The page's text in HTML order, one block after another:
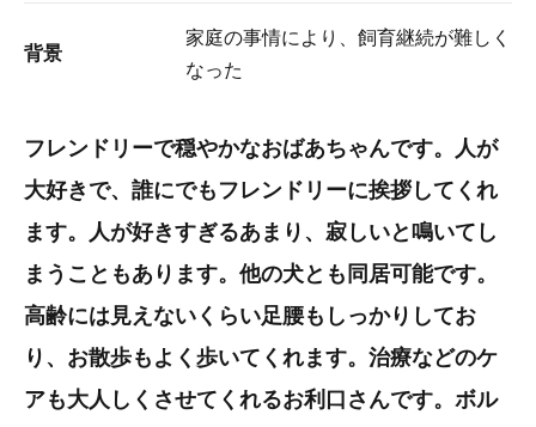
背景
家庭の事情により、飼育継続が難しく
なった
フレンドリーで穏やかなおばあちゃんです。人が
大好きで、誰にでもフレンドリーに挨拶してくれ
ます。人が好きすぎるあまり、寂しいと鳴いてし
まうこともあります。他の犬とも同居可能です。
高齢には見えないくらい足腰もしっかりしてお
り、お散歩もよく歩いてくれます。治療などのケ
アも大人しくさせてくれるお利口さんです。ボル